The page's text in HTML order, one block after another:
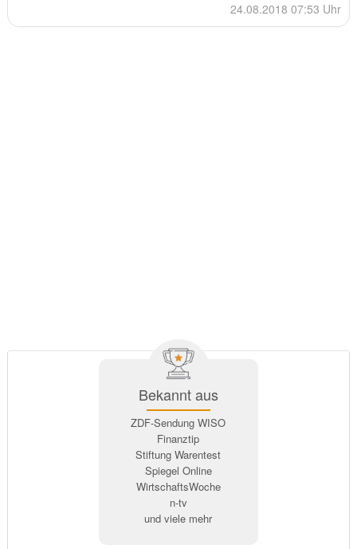
24.08.2018 07:53 Uhr
Bekannt aus
ZDF-Sendung WISO
Finanztip
Stiftung Warentest
Spiegel Online
WirtschaftsWoche
n-tv
und viele mehr